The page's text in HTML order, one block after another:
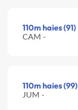
110m haies (91)
CAM -
110m haies (99)
JUM -